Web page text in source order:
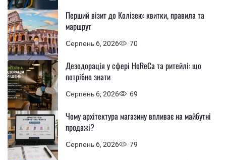
Серпень 6, 2026 70
Перший візит до Колізею: квитки, правила та
маршрут
Серпень 6, 2026 69
Дезодорація у сфері HoReCa та ритейлі: що
потрібно знати
Серпень 6, 2026 79
Чому архітектура магазину впливає на майбутні
продажі?